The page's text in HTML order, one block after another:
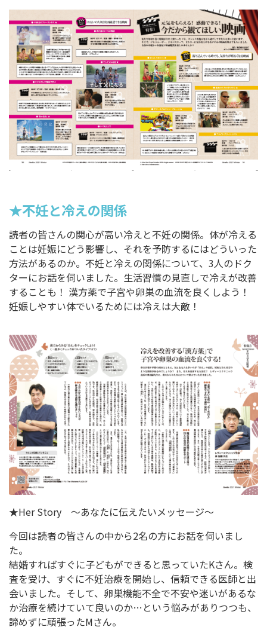
★不妊と冷えの関係
読者の皆さんの関心が高い冷えと不妊の関係。体が冷える
ことは妊娠にどう影響し、それを予防するにはどういった
方法があるのか。不妊と冷えの関係について、3人のドク
ターにお話を伺いました。生活習慣の見直しで冷えが改善
することも！ 漢方薬で子宮や卵巣の血流を良くしよう！
妊娠しやすい体でいるためには冷えは大敵！
★Her Story ～あなたに伝えたいメッセージ～
今回は読者の皆さんの中から2名の方にお話を伺いまし
た。
結婚すればすぐに子どもができると思っていたKさん。検
査を受け、すぐに不妊治療を開始し、信頼できる医師と出
会いました。そして、卵巣機能不全で不安や迷いがあるな
か治療を続けていて良いのか…という悩みがありつつも、
諦めずに頑張ったMさん。